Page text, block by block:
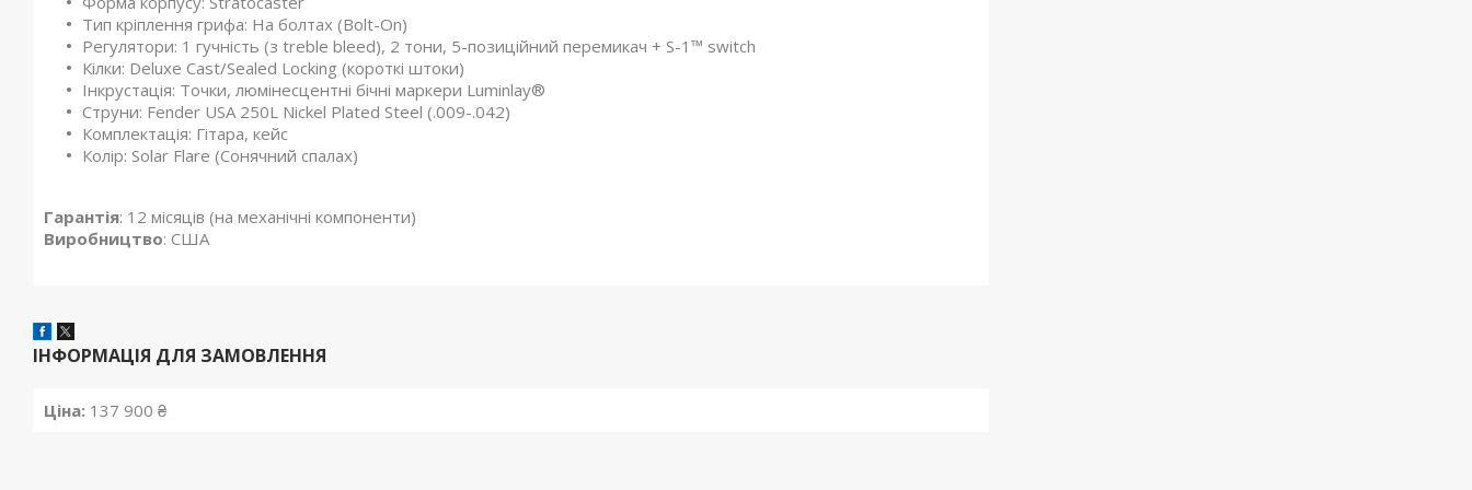
Тип кріплення грифа: На болтах (Bolt-On)
Регулятори: 1 гучність (з treble bleed), 2 тони, 5-позиційний перемикач + S-1™ switch
Кілки: Deluxe Cast/Sealed Locking (короткі штоки)
Інкрустація: Точки, люмінесцентні бічні маркери Luminlay®
Струни: Fender USA 250L Nickel Plated Steel (.009-.042)
Комплектація: Гітара, кейс
Колір: Solar Flare (Сонячний спалах)
Гарантія: 12 місяців (на механічні компоненти)
Виробництво: США
ІНФОРМАЦІЯ ДЛЯ ЗАМОВЛЕННЯ
Ціна: 137 900 ₴